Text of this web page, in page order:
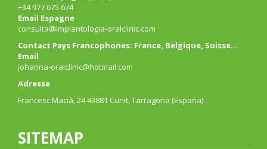
+34 977 675 674
Email Espagne
consulta@implantologia-oralclinic.com
Contact Pays Francophones: France, Belgique, Suisse…
Email
johanna-oralclinic@hotmail.com
Adresse
Francesc Macià, 24 43881 Cunit, Tarragona (España)
SITEMAP